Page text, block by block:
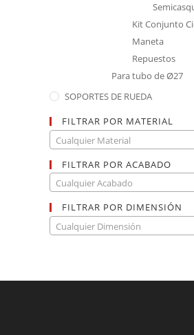
Kit Conjunto
Maneta
Repuestos
Para tubo de Ø27
SOPORTES DE RUEDA
FILTRAR POR MATERIAL
Cualquier Material
FILTRAR POR ACABADO
Cualquier Acabado
FILTRAR POR DIMENSIÓN
Cualquier Dimensión